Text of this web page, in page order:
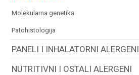
molekularna genetika
patohistologija
PANELI I INHALATORNI ALERGENI
NUTRITIVNI I OSTALI ALERGENI